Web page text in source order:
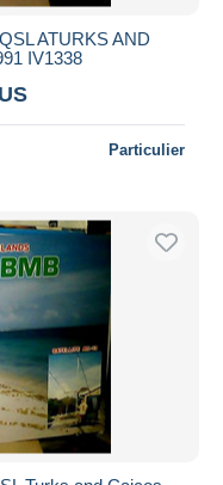
ATURKS AND
IV1338
Particulier